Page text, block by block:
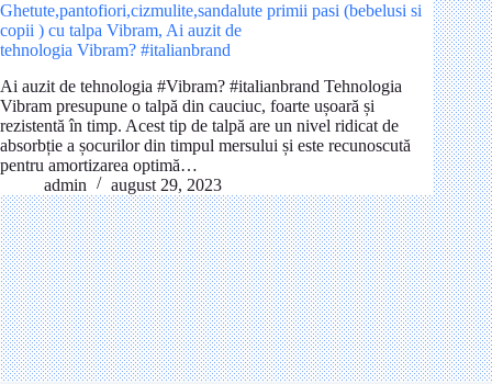
Ghetute,pantofiori,cizmulite,sandalute primii pasi (bebelusi si
copii ) cu talpa Vibram, Ai auzit de
tehnologia Vibram? #italianbrand
Ai auzit de tehnologia #Vibram? #italianbrand Tehnologia
Vibram presupune o talpă din cauciuc, foarte ușoară și
rezistentă în timp. Acest tip de talpă are un nivel ridicat de
absorbție a șocurilor din timpul mersului și este recunoscută
pentru amortizarea optimă…
admin
august 29, 2023